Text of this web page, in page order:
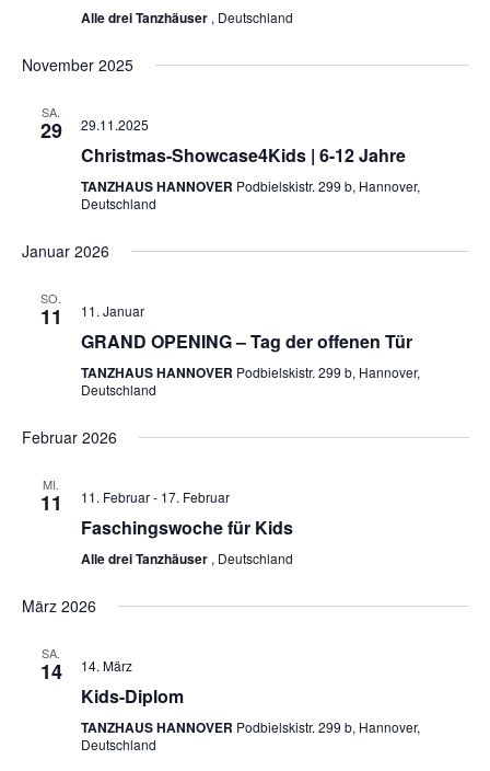
Alle drei Tanzhäuser , Deutschland
November 2025
SA.
29 29.11.2025
Christmas-Showcase4Kids | 6-12 Jahre
TANZHAUS HANNOVER Podbielskistr. 299 b, Hannover,
Deutschland
Januar 2026
SO.
11 11. Januar
GRAND OPENING – Tag der offenen Tür
TANZHAUS HANNOVER Podbielskistr. 299 b, Hannover,
Deutschland
Februar 2026
MI.
11 11. Februar- 17. Februar
Faschingswoche für Kids
Alle drei Tanzhäuser , Deutschland
März 2026
SA.
14 14. März
Kids-Diplom
TANZHAUS HANNOVER Podbielskistr. 299 b, Hannover,
Deutschland